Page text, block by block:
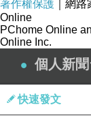
著作權保護 ｜網
Online
PChome Online
Online Inc.
個人新
快速發文